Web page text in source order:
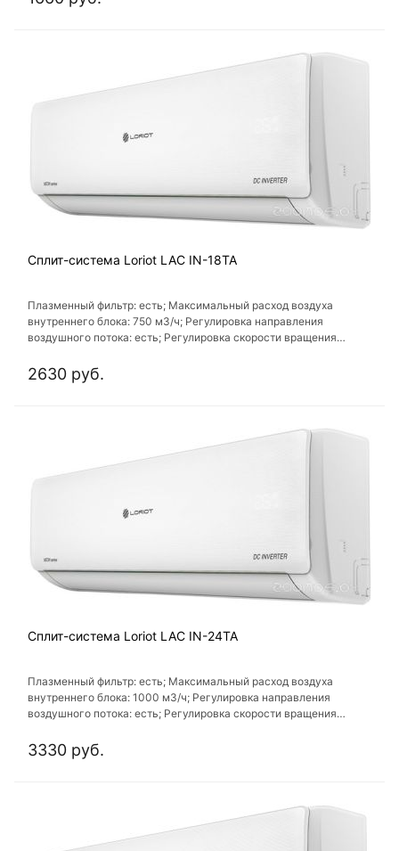
Сплит-система Loriot LAC IN-18TA
Плазменный фильтр: есть; Максимальный расход воздуха
внутреннего блока: 750 м3/ч; Регулировка направления
воздушного потока: есть; Регулировка скорости вращения
2630 руб.
Сплит-система Loriot LAC IN-24TA
Плазменный фильтр: есть; Максимальный расход воздуха
внутреннего блока: 1000 м3/ч; Регулировка направления
воздушного потока: есть; Регулировка скорости вращения
3330 руб.